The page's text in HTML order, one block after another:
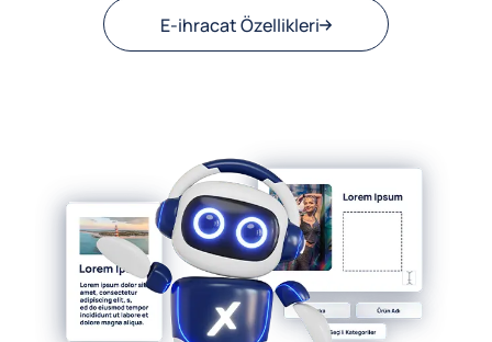
E-ihracat Özellikleri